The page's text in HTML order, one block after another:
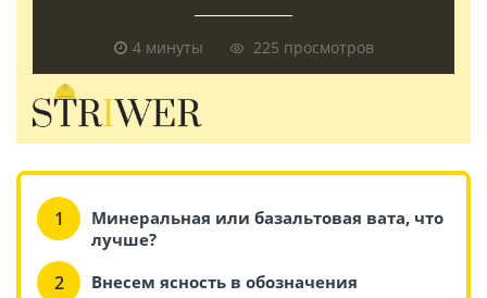
4 минуты 225 просмотров
Минеральная или базальтовая вата, что
лучше?
Внесем ясность в обозначения